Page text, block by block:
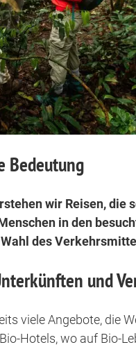
Bedeutung
wir Reisen, die
in den
des
und
viele Angebote, die
Hotels, wo auf Bio-